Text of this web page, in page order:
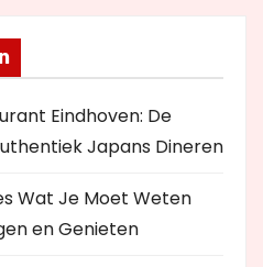
Eindhoven: De
Japans Dineren
Wat Je Moet Weten
en Genieten